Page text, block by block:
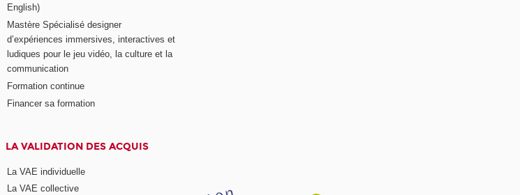
English)
Mastère Spécialisé designer
d’expériences immersives, interactives et
ludiques pour le jeu vidéo, la culture et la
communication
Formation continue
Financer sa formation
LA VALIDATION DES ACQUIS
La VAE individuelle
La VAE collective